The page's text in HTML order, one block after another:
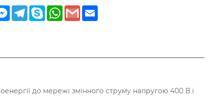
Messenger
Telegram
SkypeWhatsApp
Gmail
до мережі змінного струму напругою 400 В і